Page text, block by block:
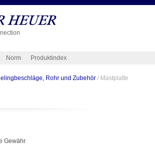
Norm Produktindex
Rohr und Zubehör/ Mastplatte
Gewähr